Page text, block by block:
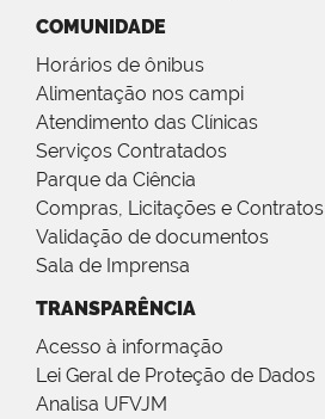
COMUNIDADE
Horários de ônibus
Alimentação nos campi
Atendimento das Clínicas
Serviços Contratados
Parque da Ciência
Compras, Licitações e Contratos
Validação de documentos
Sala de Imprensa
TRANSPARÊNCIA
Acesso à informação
Lei Geral de Proteção de Dados
Analisa UFVJM